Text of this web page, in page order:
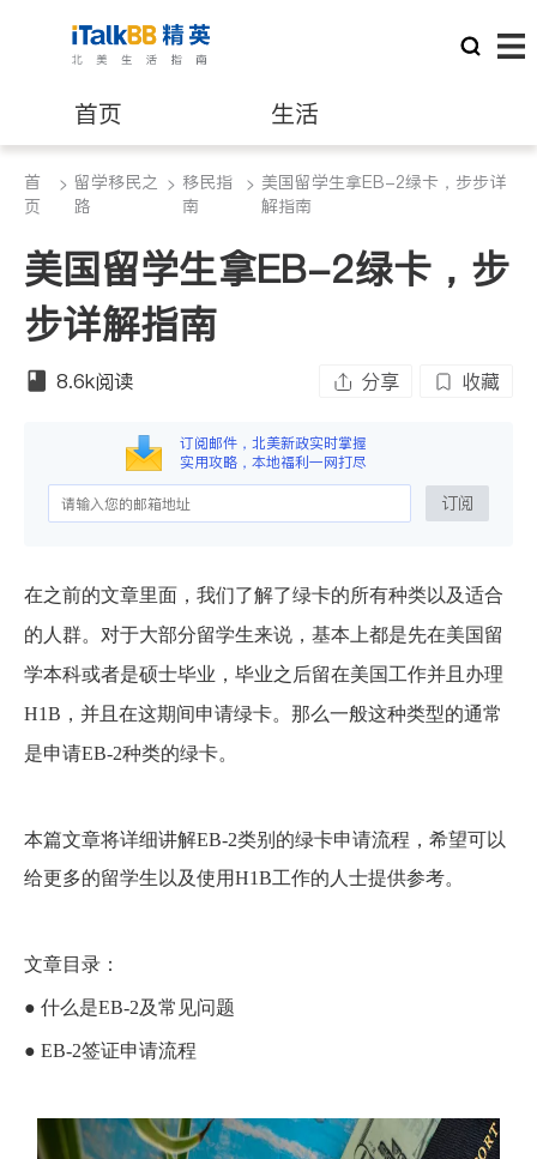
首页 生活
医生 律师
保险理财 房地产租售
建筑装修
首
页
> 留学移民之
路
> 移民指
南
> 美国留学生拿EB-2绿卡，步步详
解指南
美国留学生拿EB-2绿卡，步
步详解指南
8.6k阅读 分享 收藏
订阅邮件，北美新政实时掌握
实用攻略，本地福利一网打尽
订阅
在之前的文章里面，我们了解了绿卡的所有种类以及适合
的人群。对于大部分留学生来说，基本上都是先在美国留
学本科或者是硕士毕业，毕业之后留在美国工作并且办理
H1B，并且在这期间申请绿卡。那么一般这种类型的通常
是申请EB-2种类的绿卡。
本篇文章将详细讲解EB-2类别的绿卡申请流程，希望可以
给更多的留学生以及使用H1B工作的人士提供参考。
文章目录：
● 什么是EB-2及常见问题
● EB-2签证申请流程